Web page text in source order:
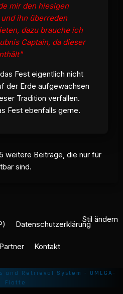
mir den hiesigen
ihn überreden
dazu brauche ich
Captain, da dieser
Fest eigentlich nicht
der Erde aufgewachsen
Tradition verfallen.
Fest ebenfalls gerne.
weitere Beiträge, die nur für
sind.
Stil ändern
Datenschutzerklärung
Partner Kontakt